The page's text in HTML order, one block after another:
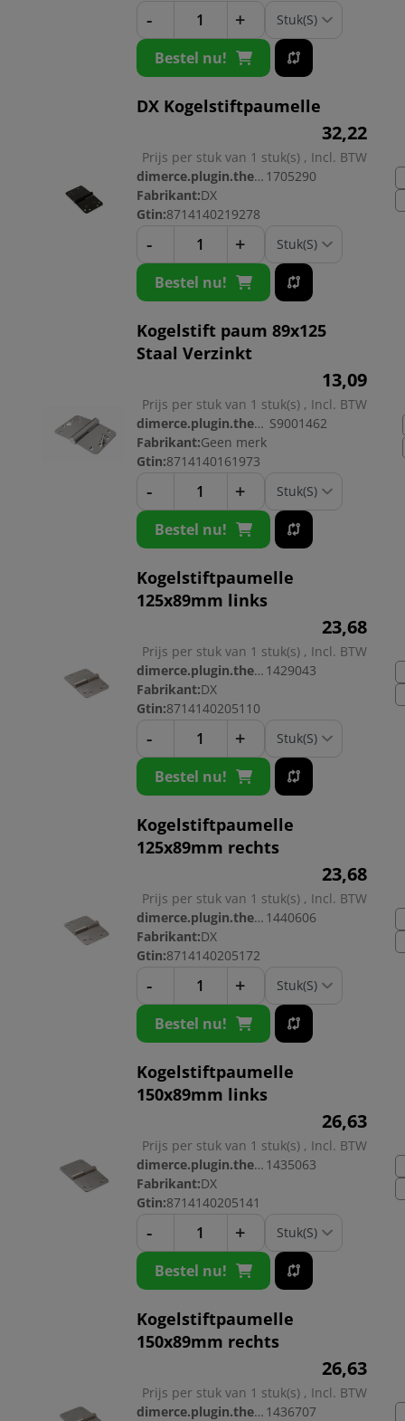
- +
Bestel nu!
DX Kogelstiftpaumelle
32,22
Prijs per stuk van 1 stuk(s) , Incl. BTW
dimerce.plugin.theme.productnr: 1705290
Fabrikant:DX
Gtin:8714140219278
- +
Bestel nu!
Kogelstift paum 89x125
Staal Verzinkt
13,09
Prijs per stuk van 1 stuk(s) , Incl. BTW
dimerce.plugin.theme.productnr: S9001462
Fabrikant:Geen merk
Gtin:8714140161973
- +
Bestel nu!
Kogelstiftpaumelle
125x89mm links
23,68
Prijs per stuk van 1 stuk(s) , Incl. BTW
dimerce.plugin.theme.productnr: 1429043
Fabrikant:DX
Gtin:8714140205110
- +
Bestel nu!
Kogelstiftpaumelle
125x89mm rechts
23,68
Prijs per stuk van 1 stuk(s) , Incl. BTW
dimerce.plugin.theme.productnr: 1440606
Fabrikant:DX
Gtin:8714140205172
- +
Bestel nu!
Kogelstiftpaumelle
150x89mm links
26,63
Prijs per stuk van 1 stuk(s) , Incl. BTW
dimerce.plugin.theme.productnr: 1435063
Fabrikant:DX
Gtin:8714140205141
- +
Bestel nu!
Kogelstiftpaumelle
150x89mm rechts
26,63
Prijs per stuk van 1 stuk(s) , Incl. BTW
dimerce.plugin.theme.productnr: 1436707